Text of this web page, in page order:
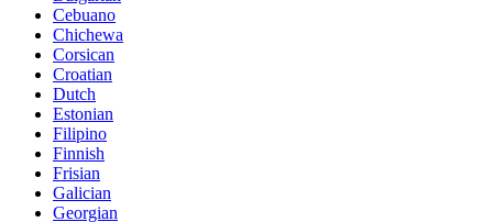
Cebuano
Chichewa
Corsican
Croatian
Dutch
Estonian
Filipino
Finnish
Frisian
Galician
Georgian